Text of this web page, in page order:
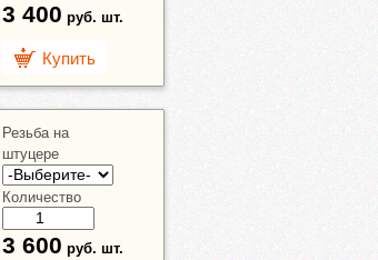
3 400 руб. шт.
Купить
Резьба на
штуцере
Количество
3 600 руб. шт.